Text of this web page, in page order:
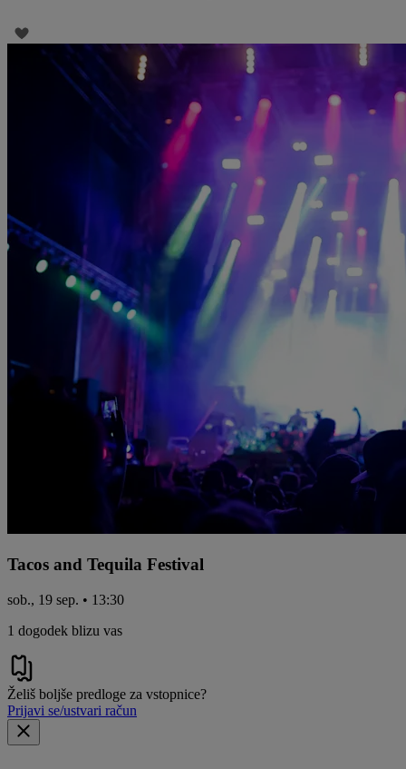
Tacos and Tequila Festival
sob., 19 sep. • 13:30
1 dogodek blizu vas
Želiš boljše predloge za vstopnice?
Prijavi se/ustvari račun